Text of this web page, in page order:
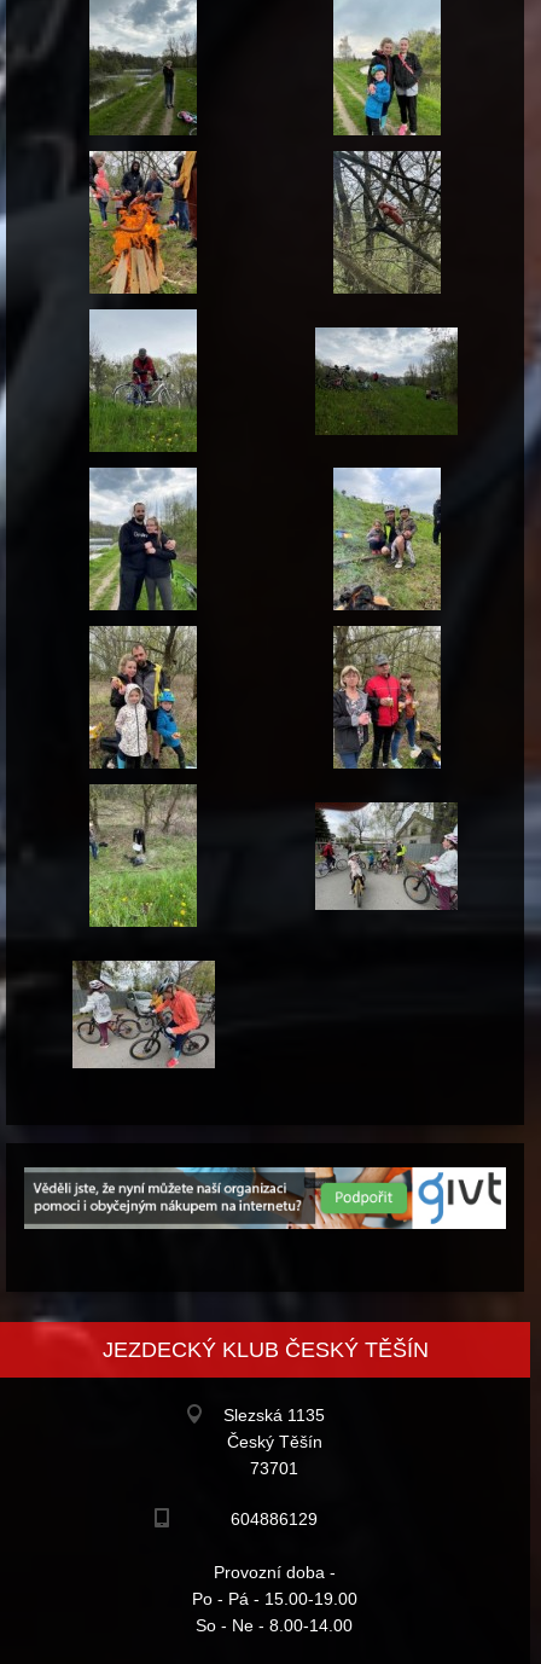
JEZDECKÝ KLUB ČESKÝ TĚŠÍN
Slezská 1135
Český Těšín
73701
604886129
Provozní doba -
Po - Pá - 15.00-19.00
So - Ne - 8.00-14.00